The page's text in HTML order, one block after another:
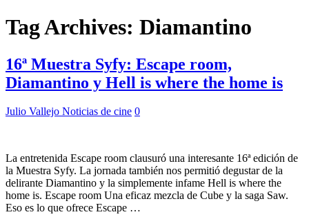
Tag Archives: Diamantino
16ª Muestra Syfy: Escape room,
Diamantino y Hell is where the home is
Julio Vallejo Noticias de cine 0
La entretenida Escape room clausuró una interesante 16ª edición de
la Muestra Syfy. La jornada también nos permitió degustar de la
delirante Diamantino y la simplemente infame Hell is where the
home is. Escape room Una eficaz mezcla de Cube y la saga Saw.
Eso es lo que ofrece Escape …